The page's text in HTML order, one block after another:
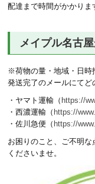
配達まで時間がかかりま
メイプル名古
※荷物の量・地域・日時
発送完了のメールにてど
・ヤマト運輸（ https://
・西濃運輸（ https://
・佐川急便（ https://
お困りのこと、ご不明
くださいませ。